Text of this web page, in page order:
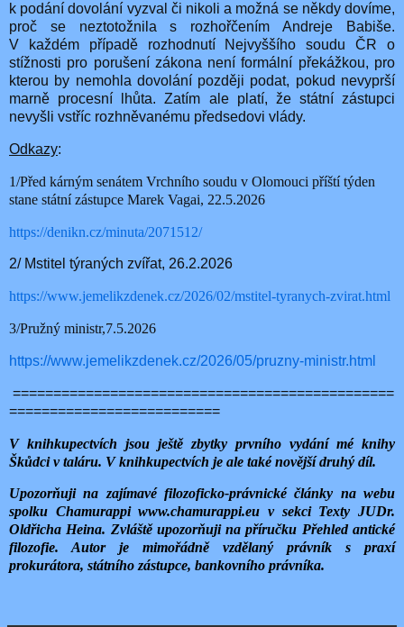
k podání dovolání vyzval či nikoli a možná se někdy dovíme,
proč se neztotožnila s rozhořčením Andreje Babiše.
V každém případě rozhodnutí Nejvyššího soudu ČR o
stížnosti pro porušení zákona není formální překážkou, pro
kterou by nemohla dovolání později podat, pokud nevyprší
marně procesní lhůta. Zatím ale platí, že státní zástupci
nevyšli vstříc rozhněvanému předsedovi vlády.
Odkazy:
1/Před kárným senátem Vrchního soudu v Olomouci příští týden
stane státní zástupce Marek Vagai, 22.5.2026
https://denikn.cz/minuta/2071512/
2/ Mstitel týraných zvířat, 26.2.2026
https://www.jemelikzdenek.cz/2026/02/mstitel-tyranych-zvirat.html
3/Pružný ministr,7.5.2026
https://www.jemelikzdenek.cz/2026/05/pruzny-ministr.html
===============================================
==========================
V knihkupectvích jsou ještě zbytky prvního vydání mé knihy
Škůdci v taláru. V knihkupectvích je ale také novější druhý díl.
Upozorňuji na zajímavé filozoficko-právnické články na webu
spolku Chamurappi www.chamurappi.eu v sekci Texty JUDr.
Oldřicha Heina. Zvláště upozorňuji na příručku Přehled antické
filozofie. Autor je mimořádně vzdělaný právník s praxí
prokurátora, státního zástupce, bankovního právníka.